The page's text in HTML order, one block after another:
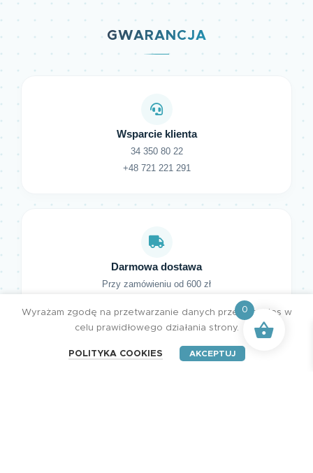
GWARANCJA
Wsparcie klienta
34 350 80 22
+48 721 221 291
Darmowa dostawa
Przy zamówieniu od 600 zł
Wyrażam zgodę na przetwarzanie danych przez cookies w
celu prawidłowego działania strony.
POLITYKA COOKIES AKCEPTUJ
0